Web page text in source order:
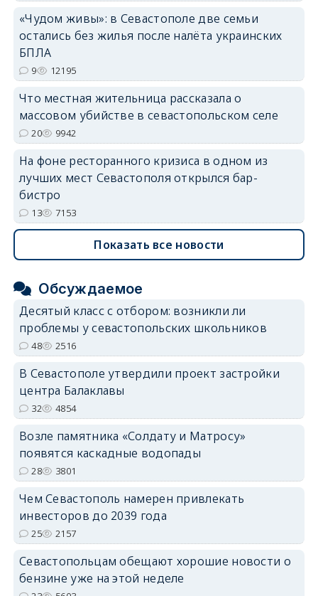
«Чудом живы»: в Севастополе две семьи
остались без жилья после налёта украинских
БПЛА
9 12195
Что местная жительница рассказала о
массовом убийстве в севастопольском селе
20 9942
На фоне ресторанного кризиса в одном из
лучших мест Севастополя открылся бар-
бистро
13 7153
Показать все новости
Обсуждаемое
Десятый класс с отбором: возникли ли
проблемы у севастопольских школьников
48 2516
В Севастополе утвердили проект застройки
центра Балаклавы
32 4854
Возле памятника «Солдату и Матросу»
появятся каскадные водопады
28 3801
Чем Севастополь намерен привлекать
инвесторов до 2039 года
25 2157
Севастопольцам обещают хорошие новости о
бензине уже на этой неделе